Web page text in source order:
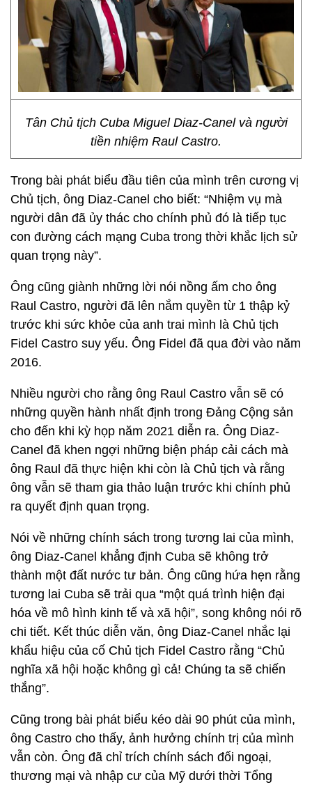
Tân Chủ tịch Cuba Miguel Diaz-Canel và người
tiền nhiệm Raul Castro.
Trong bài phát biểu đầu tiên của mình trên cương vị
Chủ tịch, ông Diaz-Canel cho biết: “Nhiệm vụ mà
người dân đã ủy thác cho chính phủ đó là tiếp tục
con đường cách mạng Cuba trong thời khắc lịch sử
quan trọng này”.
Ông cũng giành những lời nói nồng ấm cho ông
Raul Castro, người đã lên nắm quyền từ 1 thập kỷ
trước khi sức khỏe của anh trai mình là Chủ tịch
Fidel Castro suy yếu. Ông Fidel đã qua đời vào năm
2016.
Nhiều người cho rằng ông Raul Castro vẫn sẽ có
những quyền hành nhất định trong Đảng Cộng sản
cho đến khi kỳ họp năm 2021 diễn ra. Ông Diaz-
Canel đã khen ngợi những biện pháp cải cách mà
ông Raul đã thực hiện khi còn là Chủ tịch và rằng
ông vẫn sẽ tham gia thảo luận trước khi chính phủ
ra quyết định quan trọng.
Nói về những chính sách trong tương lai của mình,
ông Diaz-Canel khẳng định Cuba sẽ không trở
thành một đất nước tư bản. Ông cũng hứa hẹn rằng
tương lai Cuba sẽ trải qua “một quá trình hiện đại
hóa về mô hình kinh tế và xã hội”, song không nói rõ
chi tiết. Kết thúc diễn văn, ông Diaz-Canel nhắc lại
khẩu hiệu của cố Chủ tịch Fidel Castro rằng “Chủ
nghĩa xã hội hoặc không gì cả! Chúng ta sẽ chiến
thắng”.
Cũng trong bài phát biểu kéo dài 90 phút của mình,
ông Castro cho thấy, ảnh hưởng chính trị của mình
vẫn còn. Ông đã chỉ trích chính sách đối ngoại,
thương mại và nhập cư của Mỹ dưới thời Tổng